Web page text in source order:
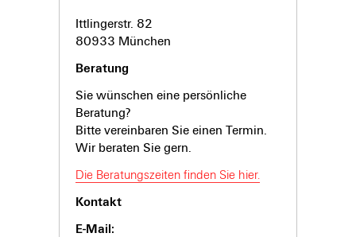
Ittlingerstr. 82
80933 München
Beratung
Sie wünschen eine persönliche
Beratung?
Bitte vereinbaren Sie einen Termin.
Wir beraten Sie gern.
Die Beratungszeiten finden Sie hier.
Kontakt
E-Mail: